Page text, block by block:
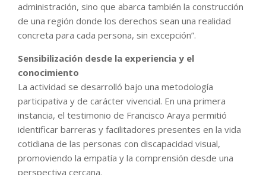
administración, sino que abarca también la construcción
de una región donde los derechos sean una realidad
concreta para cada persona, sin excepción”.
Sensibilización desde la experiencia y el
conocimiento
La actividad se desarrolló bajo una metodología
participativa y de carácter vivencial. En una primera
instancia, el testimonio de Francisco Araya permitió
identificar barreras y facilitadores presentes en la vida
cotidiana de las personas con discapacidad visual,
promoviendo la empatía y la comprensión desde una
perspectiva cercana.